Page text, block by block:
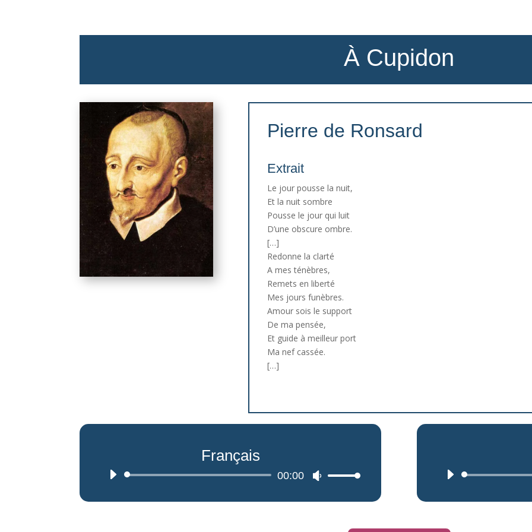
À Cupidon
Pierre de Ronsard
Extrait
Le jour pousse la nuit,
Et la nuit sombre
Pousse le jour qui luit
D’une obscure ombre.
[…]
Redonne la clarté
A mes ténèbres,
Remets en liberté
Mes jours funèbres.
Amour sois le support
De ma pensée,
Et guide à meilleur port
Ma nef cassée.
[…]
Français
Lecteur
00:00
Utilisez
flèches